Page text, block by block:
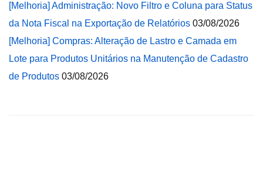
[Melhoria] Administração: Novo Filtro e Coluna para Status
da Nota Fiscal na Exportação de Relatórios 03/08/2026
[Melhoria] Compras: Alteração de Lastro e Camada em
Lote para Produtos Unitários na Manutenção de Cadastro
de Produtos 03/08/2026